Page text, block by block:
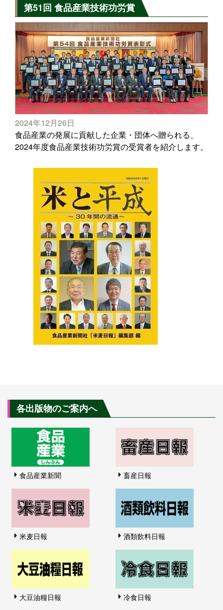
第51回 食品産業技術功労賞
2024年12月26日
食品産業の発展に貢献した企業・団体へ贈られる、
2024年度食品産業技術功労賞の受賞者を紹介します。
各出版物のご案内へ
食品産業新聞 畜産日報
米麦日報 酒類飲料日報
大豆油糧日報 冷食日報